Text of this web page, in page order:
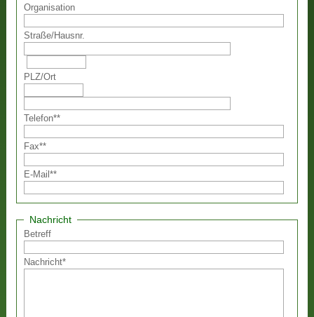
Organisation
Straße/Hausnr.
PLZ/Ort
Telefon**
Fax**
E-Mail **
Nachricht
Betreff
Nachricht*